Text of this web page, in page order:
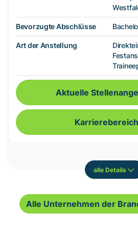
Bevorzugte Abschlüsse
Art der Anstellung
Aktuelle
Karrierebereich
alle Details
Alle Unternehmen der